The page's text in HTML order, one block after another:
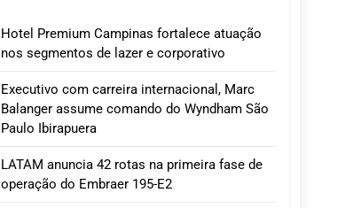
Hotel Premium Campinas fortalece atuação
nos segmentos de lazer e corporativo
Executivo com carreira internacional, Marc
Balanger assume comando do Wyndham São
Paulo Ibirapuera
LATAM anuncia 42 rotas na primeira fase de
operação do Embraer 195-E2